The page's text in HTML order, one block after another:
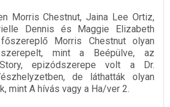
Morris Chestnut, Jaina Lee Ortiz,
Dennis és Maggie Elizabeth
Morris Chestnut olyan
szerepelt, mint a Beépülve, az
epizódszerepe volt a Dr.
de láthatták olyan
mint A hívás vagy a Ha/ver 2.